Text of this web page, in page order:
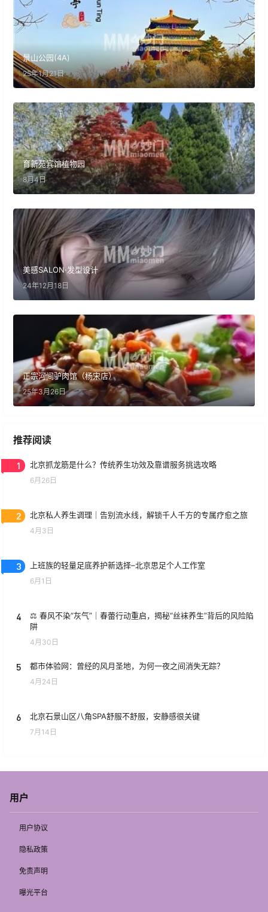
景山公园(4A)
25年1月21日
育新苑宾馆植物园
8月4日
美感SALON·发型设计
24年12月18日
正宗河间驴肉馆（杨宋店）
25年3月26日
推荐阅读
1 北京抓龙筋是什么？传统养生功效及靠谱服务挑选攻略
6月26日
2 北京私人养生调理｜告别流水线，解锁千人千方的专属疗愈之旅
4月3日
3 上班族的轻量足底养护新选择–北京思足个人工作室
6月1日
4
⚖️ 春风不染“灰气”｜春蕾行动重启，揭秘“丝袜养生”背后的风险陷
阱
4月30日
5 都市体验网：曾经的风月圣地，为何一夜之间消失无踪？
4月24日
6 北京石景山区八角SPA舒服不舒服，安静感很关键
7月14日
用户
用户协议
隐私政策
免责声明
曝光平台